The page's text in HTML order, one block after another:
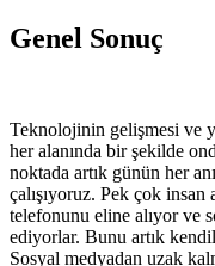
Genel Sonuç
Teknolojinin gelişmesi ve
her alanında bir şekilde
noktada artık günün her
çalışıyoruz. Pek çok insan
telefonunu eline alıyor ve
ediyorlar. Bunu artık
Sosyal medyadan uzak